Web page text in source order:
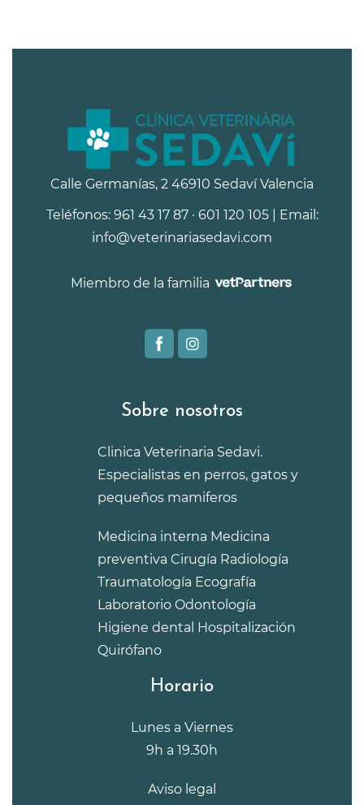
Calle Germanías, 2 46910 Sedaví Valencia
Teléfonos: 961 43 17 87 · 601 120 105 | Email:
info@veterinariasedavi.com
Miembro de la familia
Sobre nosotros
Clinica Veterinaria Sedavi.
Especialistas en perros, gatos y
pequeños mamiferos
Medicina interna Medicina
preventiva Cirugía Radiología
Traumatología Ecografía
Laboratorio Odontología
Higiene dental Hospitalización
Quirófano
Horario
Lunes a Viernes
9h a 19.30h
Aviso legal